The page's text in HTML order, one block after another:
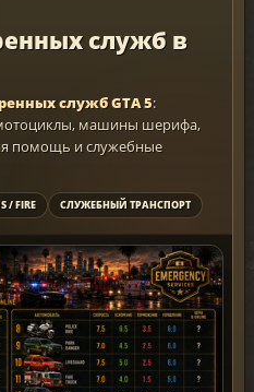
служб в
служб GTA 5:
машины шерифа,
помощь и служебные
/ FIRE СЛУЖЕБНЫЙ ТРАНСПОРТ